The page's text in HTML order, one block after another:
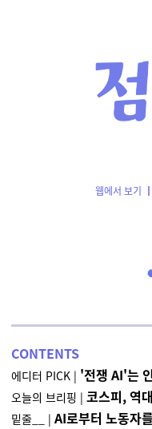
웹에서 보기 ┃
CONTENTS
에디터 PICK | '전쟁 AI'는
오늘의 브리핑 | 코스피, 역
밑줄__ | AI로부터 노동자